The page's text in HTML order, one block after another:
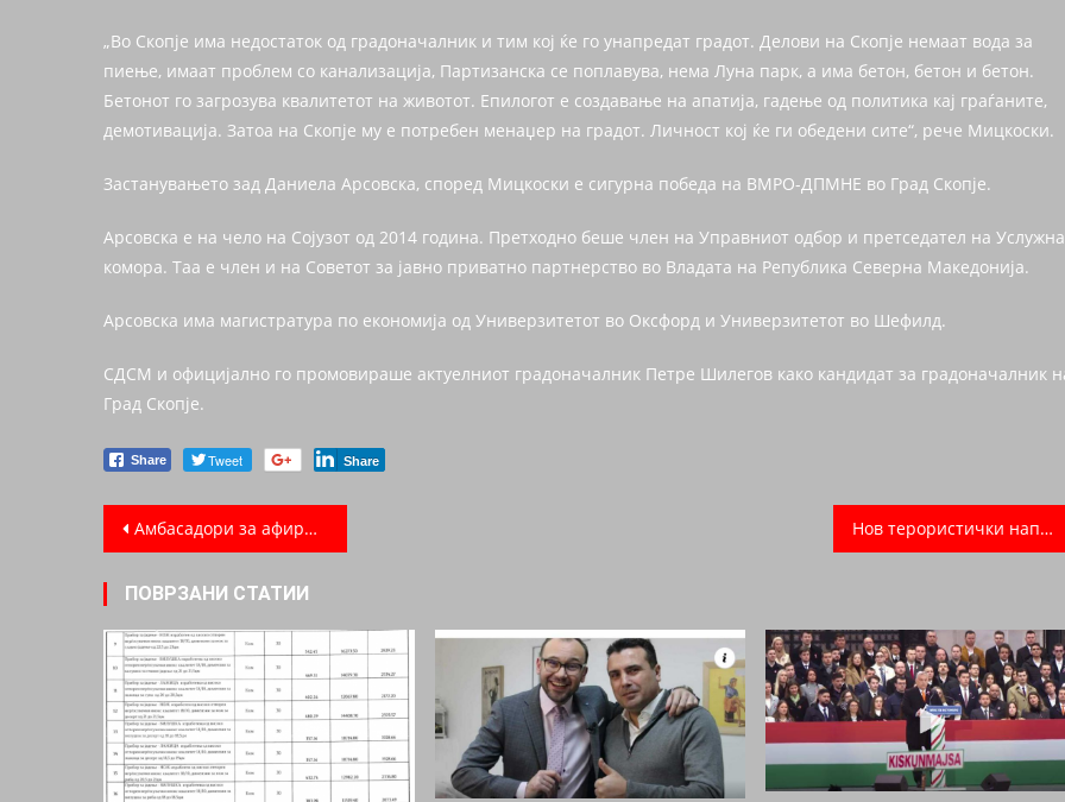
„Во Скопје има недостаток од градоначалник и тим кој ќе го унапредат градот. Делови на Скопје немаат вода за
пиење, имаат проблем со канализација, Партизанска се поплавува, нема Луна парк, а има бетон, бетон и бетон.
Бетонот го загрозува квалитетот на животот. Епилогот е создавање на апатија, гадење од политика кај граѓаните,
демотивација. Затоа на Скопје му е потребен менаџер на градот. Личност кој ќе ги обедени сите“, рече Мицкоски.
Застанувањето зад Даниела Арсовска, според Мицкоски е сигурна победа на ВМРО-ДПМНЕ во Град Скопје.
Арсовска е на чело на Сојузот од 2014 година. Претходно беше член на Управниот одбор и претседател на Услужна
комора. Таа е член и на Советот за јавно приватно партнерство во Владата на Република Северна Македонија.
Арсовска има магистратура по економија од Универзитетот во Оксфорд и Универзитетот во Шефилд.
СДСМ и официјално го промовираше актуелниот градоначалник Петре Шилегов како кандидат за градоначалник
Град Скопје.
Share Tweet Share
Post navigation
Амбасадори за афирмација на Македонската Кутура и Традиција надвор од Македонија. Нов терористички напад во Кабул
ПОВРЗАНИ СТАТИИ